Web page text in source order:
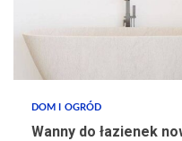
DOM I OGRÓD
Wanny do łazienek